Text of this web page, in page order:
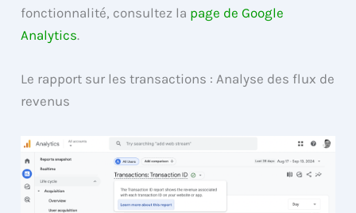
fonctionnalité, consultez la page de Google
Analytics.
Le rapport sur les transactions : Analyse des flux de
revenus